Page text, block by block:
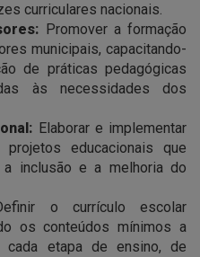
curriculares nacionais.
Promover a formação
municipais, capacitando-
de práticas pedagógicas
às necessidades dos
Elaborar e implementar
educacionais que
a inclusão e a melhoria do
o currículo escolar
os conteúdos mínimos a
cada etapa de ensino, de